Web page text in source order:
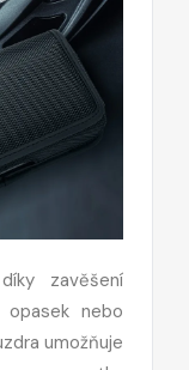
zavěšení
nebo
umožňuje